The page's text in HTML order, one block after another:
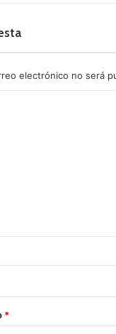
electrónico no será
*